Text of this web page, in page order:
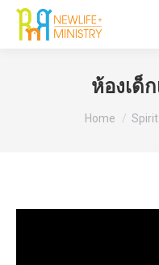
ห้องเด็
You are here:
Home Spirit